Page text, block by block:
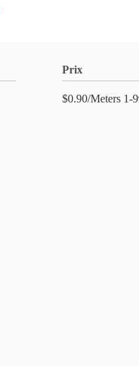
Prix
$0.90/Meters 1-